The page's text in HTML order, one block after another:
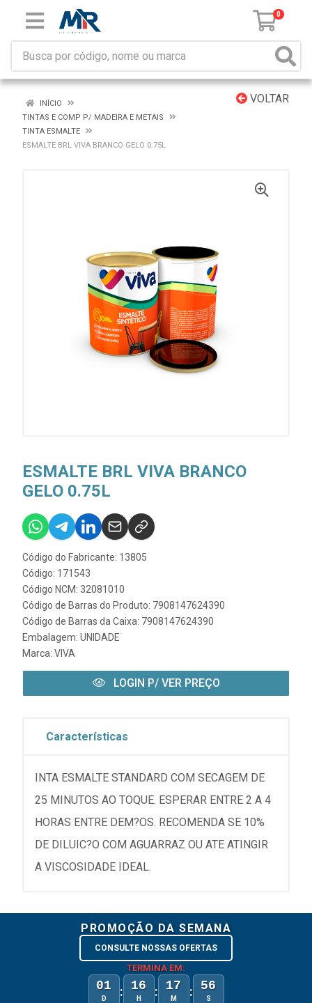
0
VOLTAR
INÍCIO
TINTAS E COMP P/ MADEIRA E METAIS
TINTA ESMALTE
ESMALTE BRL VIVA BRANCO GELO 0.75L
ESMALTE BRL VIVA BRANCO
GELO 0.75L
Código do Fabricante: 13805
Código: 171543
Código NCM: 32081010
Código de Barras do Produto: 7908147624390
Código de Barras da Caixa: 7908147624390
Embalagem: UNIDADE
Marca: VIVA
LOGIN P/ VER PREÇO
Características
INTA ESMALTE STANDARD COM SECAGEM DE
25 MINUTOS AO TOQUE. ESPERAR ENTRE 2 A 4
HORAS ENTRE DEM?OS. RECOMENDA SE 10%
DE DILUIC?O COM AGUARRAZ OU ATE ATINGIR
A VISCOSIDADE IDEAL.
PROMOÇÃO DA SEMANA
CONSULTE NOSSAS OFERTAS
TERMINA EM:
01
D : 16
H : 17
M : 56
S